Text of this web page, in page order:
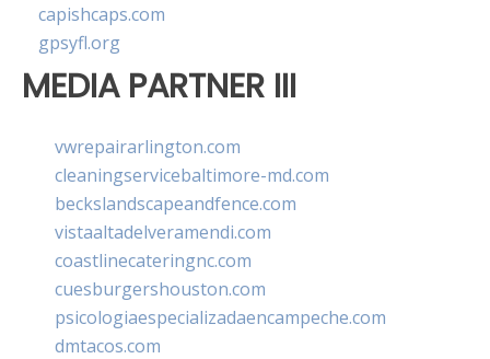
capishcaps.com
gpsyfl.org
MEDIA PARTNER III
vwrepairarlington.com
cleaningservicebaltimore-md.com
beckslandscapeandfence.com
vistaaltadelveramendi.com
coastlinecateringnc.com
cuesburgershouston.com
psicologiaespecializadaencampeche.com
dmtacos.com